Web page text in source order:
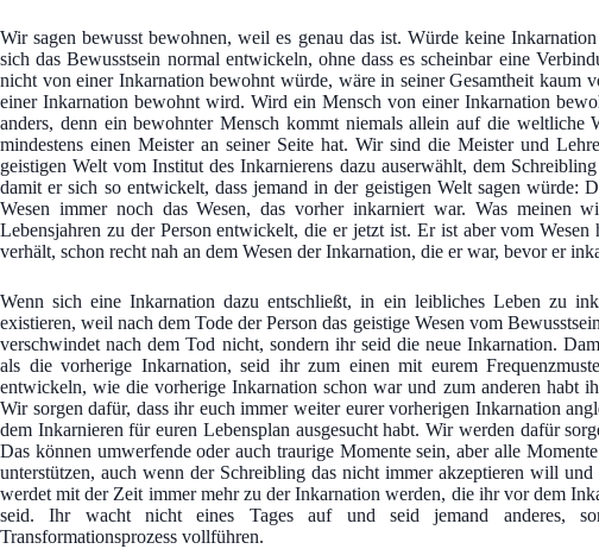
Wir sagen bewusst bewohnen, weil es genau das ist. Würde keine
sich das Bewusstsein normal entwickeln, ohne dass es scheinbar eine
nicht von einer Inkarnation bewohnt würde, wäre in seiner Gesamtheit kaum
einer Inkarnation bewohnt wird. Wird ein Mensch von einer Inkarnation
anders, denn ein bewohnter Mensch kommt niemals allein auf die weltliche
mindestens einen Meister an seiner Seite hat. Wir sind die Meister und
geistigen Welt vom Institut des Inkarnierens dazu auserwählt, dem
damit er sich so entwickelt, dass jemand in der geistigen Welt sagen würde:
Wesen immer noch das Wesen, das vorher inkarniert war. Was meinen
Lebensjahren zu der Person entwickelt, die er jetzt ist. Er ist aber vom
verhält, schon recht nah an dem Wesen der Inkarnation, die er war, bevor er
Wenn sich eine Inkarnation dazu entschließt, in ein leibliches Leben zu
existieren, weil nach dem Tode der Person das geistige Wesen vom
verschwindet nach dem Tod nicht, sondern ihr seid die neue Inkarnation.
als die vorherige Inkarnation, seid ihr zum einen mit eurem
entwickeln, wie die vorherige Inkarnation schon war und zum anderen habt
Wir sorgen dafür, dass ihr euch immer weiter eurer vorherigen Inkarnation
dem Inkarnieren für euren Lebensplan ausgesucht habt. Wir werden dafür
Das können umwerfende oder auch traurige Momente sein, aber alle
unterstützen, auch wenn der Schreibling das nicht immer akzeptieren will
werdet mit der Zeit immer mehr zu der Inkarnation werden, die ihr vor dem
seid. Ihr wacht nicht eines Tages auf und seid jemand anderes,
Transformationsprozess vollführen.